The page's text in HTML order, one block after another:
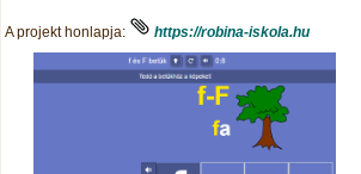
A projekt honlapja: https://robina-iskola.hu